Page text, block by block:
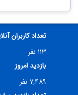
تعداد کاربران
۱۱۳ نفر
بازدید امروز
۷,۴۸۹ نفر